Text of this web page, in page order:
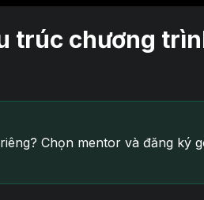
trúc chương
Chọn mentor và đăng ký